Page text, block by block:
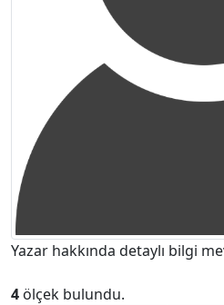
Yazar hakkında detaylı bilgi
4 ölçek bulundu.